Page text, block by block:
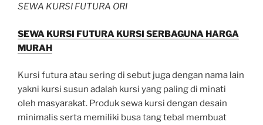
SEWA KURSI FUTURA ORI
SEWA KURSI FUTURA KURSI SERBAGUNA HARGA
MURAH
Kursi futura atau sering di sebut juga dengan nama lain
yakni kursi susun adalah kursi yang paling di minati
oleh masyarakat. Produk sewa kursi dengan desain
minimalis serta memiliki busa tang tebal membuat